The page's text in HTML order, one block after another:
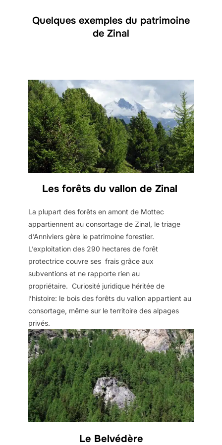
Quelques exemples du patrimoine
de Zinal
Les forêts du vallon de Zinal
La plupart des forêts en amont de Mottec
appartiennent au consortage de Zinal, le triage
d’Anniviers gère le patrimoine forestier.
L’exploitation des 290 hectares de forêt
protectrice couvre ses frais grâce aux
subventions et ne rapporte rien au
propriétaire. Curiosité juridique héritée de
l’histoire: le bois des forêts du vallon appartient au
consortage, même sur le territoire des alpages
privés.
Le Belvédère